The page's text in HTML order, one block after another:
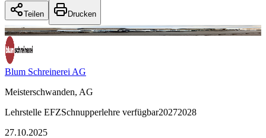
Teilen Drucken
Blum Schreinerei AG
Meisterschwanden, AG
Lehrstelle EFZSchnupperlehre verfügbar20272028
27.10.2025